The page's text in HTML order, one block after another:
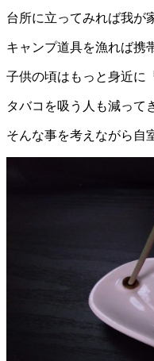
台所に立ってみれば我が
キャンプ道具を漁れば携
子供の頃はもっと身近に
タバコを吸う人も減って
そんな事を考えながら自